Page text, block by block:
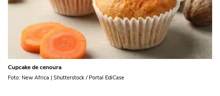
Cupcake de cenoura
Foto: New Africa | Shutterstock / Portal EdiCase